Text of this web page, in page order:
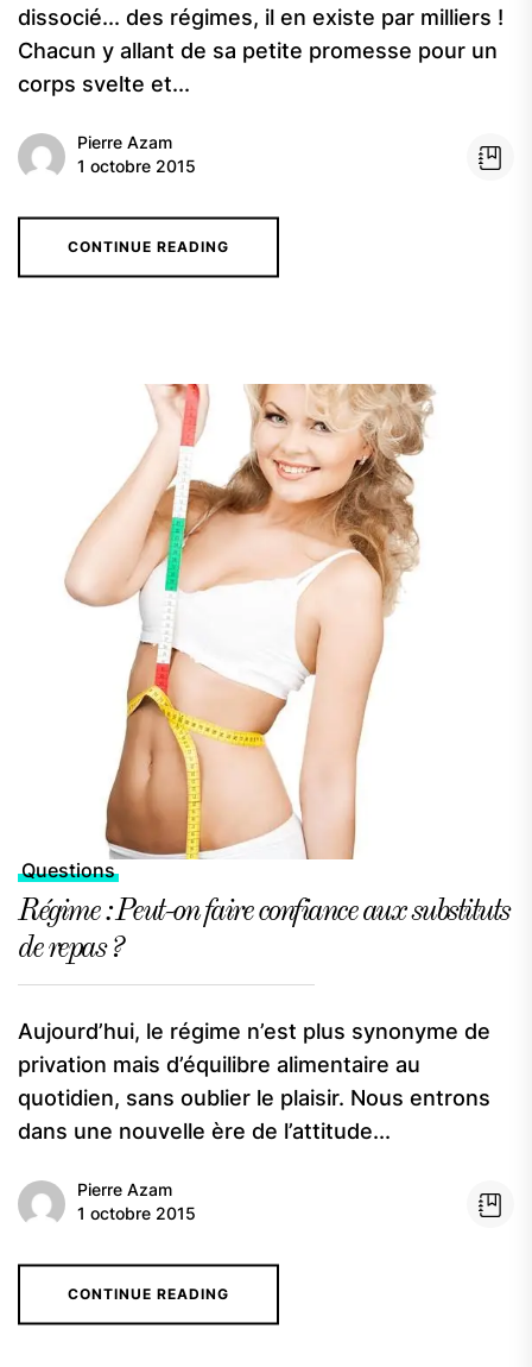
dissocié... des régimes, il en existe par milliers !
Chacun y allant de sa petite promesse pour un
corps svelte et...
Pierre Azam
1 octobre 2015
CONTINUE READING
Questions
Régime : Peut-on faire confiance aux substituts
de repas ?
Aujourd’hui, le régime n’est plus synonyme de
privation mais d’équilibre alimentaire au
quotidien, sans oublier le plaisir. Nous entrons
dans une nouvelle ère de l’attitude...
Pierre Azam
1 octobre 2015
CONTINUE READING